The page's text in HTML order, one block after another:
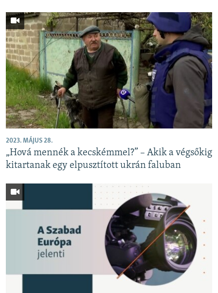
2023. MÁJUS 28.
„Hová mennék a kecskémmel?” – Akik a végsőkig
kitartanak egy elpusztított ukrán faluban